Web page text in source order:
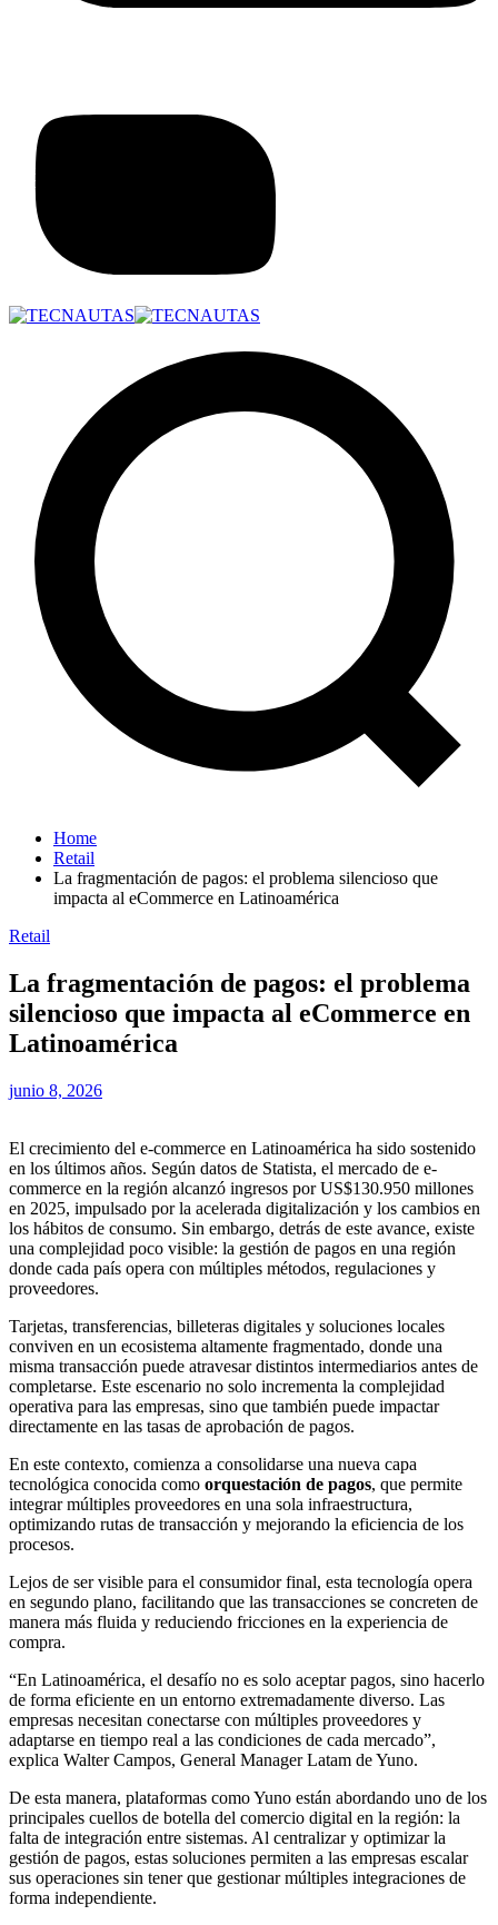
Home
Retail
La fragmentación de pagos: el problema silencioso que
impacta al eCommerce en Latinoamérica
Retail
La fragmentación de pagos: el problema
silencioso que impacta al eCommerce en
Latinoamérica
junio 8, 2026
El crecimiento del e-commerce en Latinoamérica ha sido sostenido
en los últimos años. Según datos de Statista, el mercado de e-
commerce en la región alcanzó ingresos por US$130.950 millones
en 2025, impulsado por la acelerada digitalización y los cambios en
los hábitos de consumo. Sin embargo, detrás de este avance, existe
una complejidad poco visible: la gestión de pagos en una región
donde cada país opera con múltiples métodos, regulaciones y
proveedores.
Tarjetas, transferencias, billeteras digitales y soluciones locales
conviven en un ecosistema altamente fragmentado, donde una
misma transacción puede atravesar distintos intermediarios antes de
completarse. Este escenario no solo incrementa la complejidad
operativa para las empresas, sino que también puede impactar
directamente en las tasas de aprobación de pagos.
En este contexto, comienza a consolidarse una nueva capa
tecnológica conocida como orquestación de pagos, que permite
integrar múltiples proveedores en una sola infraestructura,
optimizando rutas de transacción y mejorando la eficiencia de los
procesos.
Lejos de ser visible para el consumidor final, esta tecnología opera
en segundo plano, facilitando que las transacciones se concreten de
manera más fluida y reduciendo fricciones en la experiencia de
compra.
“En Latinoamérica, el desafío no es solo aceptar pagos, sino hacerlo
de forma eficiente en un entorno extremadamente diverso. Las
empresas necesitan conectarse con múltiples proveedores y
adaptarse en tiempo real a las condiciones de cada mercado”,
explica Walter Campos, General Manager Latam de Yuno.
De esta manera, plataformas como Yuno están abordando uno de los
principales cuellos de botella del comercio digital en la región: la
falta de integración entre sistemas. Al centralizar y optimizar la
gestión de pagos, estas soluciones permiten a las empresas escalar
sus operaciones sin tener que gestionar múltiples integraciones de
forma independiente.